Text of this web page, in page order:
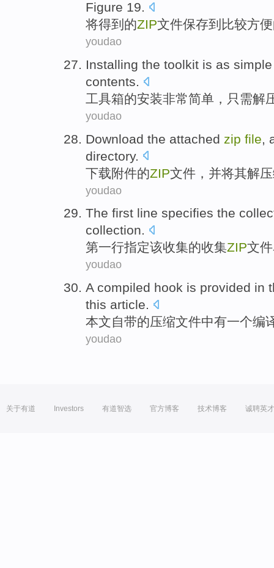
Figure 19.
将得到 的ZIP文件保存到 比较方便
youdao
Installing the toolkit is as simple
contents.
工具箱的安装非常简单 ，只需解
youdao
Download the attached zip file
directory.
下载附件的ZIP文件 ， 并将其解
youdao
The first line specifies the
collection.
第一行指定该收集的收集ZIP文
youdao
A compiled hook is provided in
this article.
本文自带的压缩文件中有一个编
youdao
关于有道 Investors 有道智选 官方博客 技术博客 诚聘英才